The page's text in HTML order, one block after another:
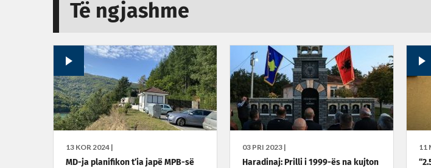
Të ngjashme
13 KOR 2024 |
MD-ja planifikon t’ia japë MPB-së
03 PRI 2023 |
Haradinaj: Prilli i 1999-ës na kujton
11